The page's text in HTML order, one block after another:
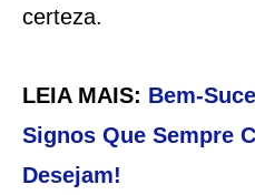
certeza.
LEIA MAIS: Bem-
Signos Que Sempre
Desejam!